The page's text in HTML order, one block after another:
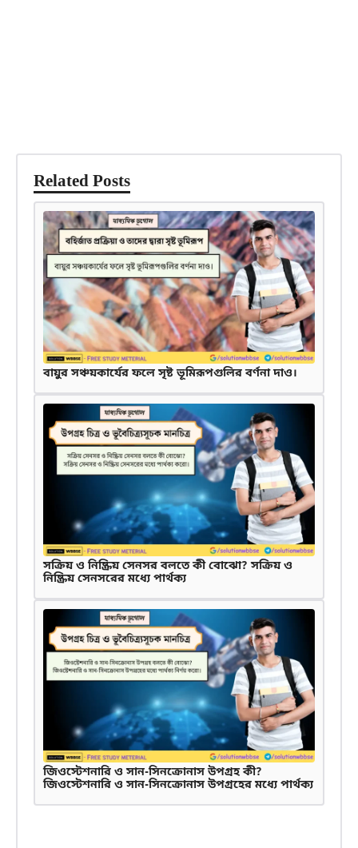
Related Posts
বায়ুর সঞ্চয়কার্যের ফলে সৃষ্ট ভূমিরূপগুলির বর্ণনা দাও।
সক্রিয় ও নিষ্ক্রিয় সেনসর বলতে কী বোঝো? সক্রিয় ও
নিষ্ক্রিয় সেনসরের মধ্যে পার্থক্য
জিওস্টেশনারি ও সান-সিনক্রোনাস উপগ্রহ কী?
জিওস্টেশনারি ও সান-সিনক্রোনাস উপগ্রহের মধ্যে পার্থক্য